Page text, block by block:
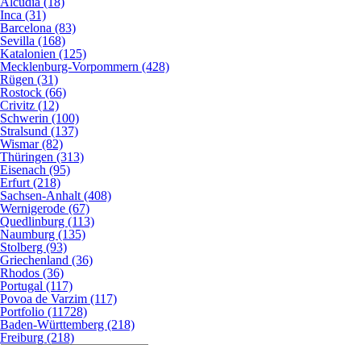
Inca (31)
Barcelona (83)
Sevilla (168)
Katalonien (125)
Mecklenburg-Vorpommern (428)
Rügen (31)
Rostock (66)
Crivitz (12)
Schwerin (100)
Stralsund (137)
Wismar (82)
Thüringen (313)
Eisenach (95)
Erfurt (218)
Sachsen-Anhalt (408)
Wernigerode (67)
Quedlinburg (113)
Naumburg (135)
Stolberg (93)
Griechenland (36)
Rhodos (36)
Portugal (117)
Povoa de Varzim (117)
Portfolio (11728)
Baden-Württemberg (218)
Freiburg (218)